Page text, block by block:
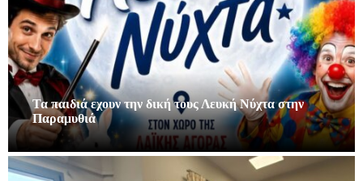
Τα παιδιά εχουν την δική τους Λευκή Νύχτα στην
Παραμυθιά